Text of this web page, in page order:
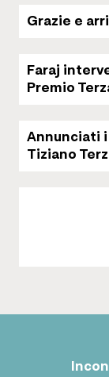
Grazie e
Faraj
Premio
Annunciati
Tiziano